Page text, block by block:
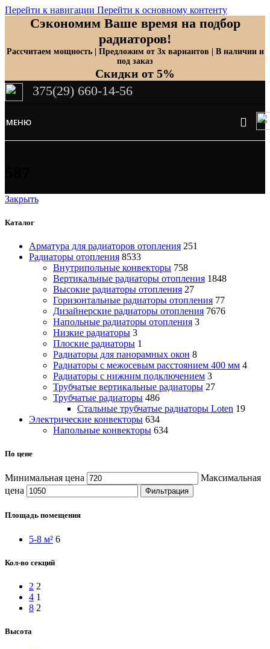
Перейти к навигации Перейти к основному контенту
Сэкономим Ваше время на подбор
радиаторов!
Рассчитаем мощность | Предложим от 3х вариантов | В наличии и
под заказ
Скидки от 5%
375(29) 660-14-56
МЕНЮ
Закрыть
Каталог
Арматура для радиаторов отопления 251
Радиаторы отопления 8533
Внутрипольные конвекторы 758
Вертикальные радиаторы отопления 1848
Высокие радиаторы отопления 27
Горизонтальные радиаторы отопления 77
Дизайнерские радиаторы отопления 7676
Напольные радиаторы отопления 3
Низкие радиаторы 3
Плоские радиаторы 1
Радиаторы для панорамных окон 8
Радиаторы с межосевым расстоянием 400 мм 4
Радиаторы с нижним подключением 3
Трубчатые вертикальные радиаторы 27
Трубчатые радиаторы 486
Cтальные трубчатые радиаторы Loten 19
Электрические конвекторы 634
Напольные конвекторы 634
По цене
Минимальная цена
Максимальная
цена
Фильтрация
Площадь помещения
5-8 м² 6
Кол-во секций
2 2
4 1
8 2
Высота